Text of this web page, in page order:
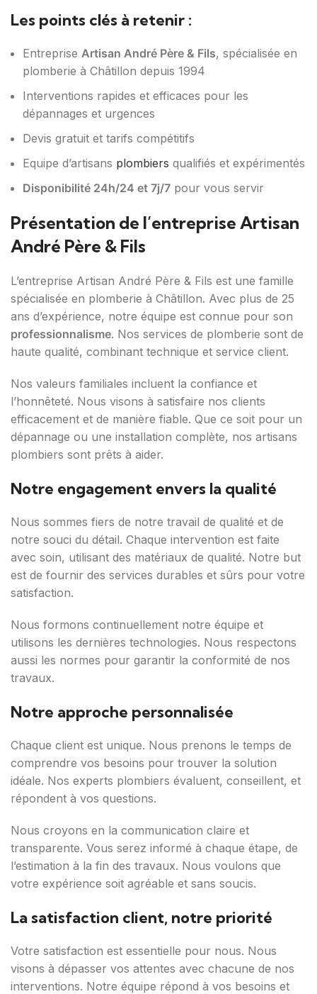
Les points clés à retenir :
Entreprise Artisan André Père & Fils, spécialisée en
plomberie à Châtillon depuis 1994
Interventions rapides et efficaces pour les
dépannages et urgences
Devis gratuit et tarifs compétitifs
Equipe d’artisans plombiers qualifiés et expérimentés
Disponibilité 24h/24 et 7j/7 pour vous servir
Présentation de l’entreprise Artisan
André Père & Fils
L’entreprise Artisan André Père & Fils est une famille
spécialisée en plomberie à Châtillon. Avec plus de 25
ans d’expérience, notre équipe est connue pour son
professionnalisme. Nos services de plomberie sont de
haute qualité, combinant technique et service client.
Nos valeurs familiales incluent la confiance et
l’honnêteté. Nous visons à satisfaire nos clients
efficacement et de manière fiable. Que ce soit pour un
dépannage ou une installation complète, nos artisans
plombiers sont prêts à aider.
Notre engagement envers la qualité
Nous sommes fiers de notre travail de qualité et de
notre souci du détail. Chaque intervention est faite
avec soin, utilisant des matériaux de qualité. Notre but
est de fournir des services durables et sûrs pour votre
satisfaction.
Nous formons continuellement notre équipe et
utilisons les dernières technologies. Nous respectons
aussi les normes pour garantir la conformité de nos
travaux.
Notre approche personnalisée
Chaque client est unique. Nous prenons le temps de
comprendre vos besoins pour trouver la solution
idéale. Nos experts plombiers évaluent, conseillent, et
répondent à vos questions.
Nous croyons en la communication claire et
transparente. Vous serez informé à chaque étape, de
l’estimation à la fin des travaux. Nous voulons que
votre expérience soit agréable et sans soucis.
La satisfaction client, notre priorité
Votre satisfaction est essentielle pour nous. Nous
visons à dépasser vos attentes avec chacune de nos
interventions. Notre équipe répond à vos besoins et